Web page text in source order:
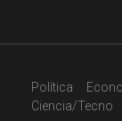
Política
Ciencia/Tecno